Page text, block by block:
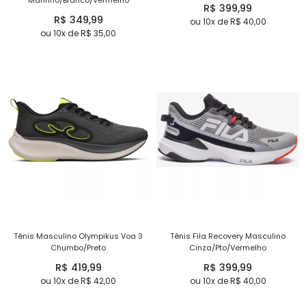
R$ 349,99
ou 10x de R$ 35,00
R$ 399,99
ou 10x de R$ 40,00
Tênis Masculino Olympikus Voa 3
Chumbo/Preto
R$ 419,99
ou 10x de R$ 42,00
Tênis Fila Recovery Masculino
Cinza/Pto/Vermelho
R$ 399,99
ou 10x de R$ 40,00